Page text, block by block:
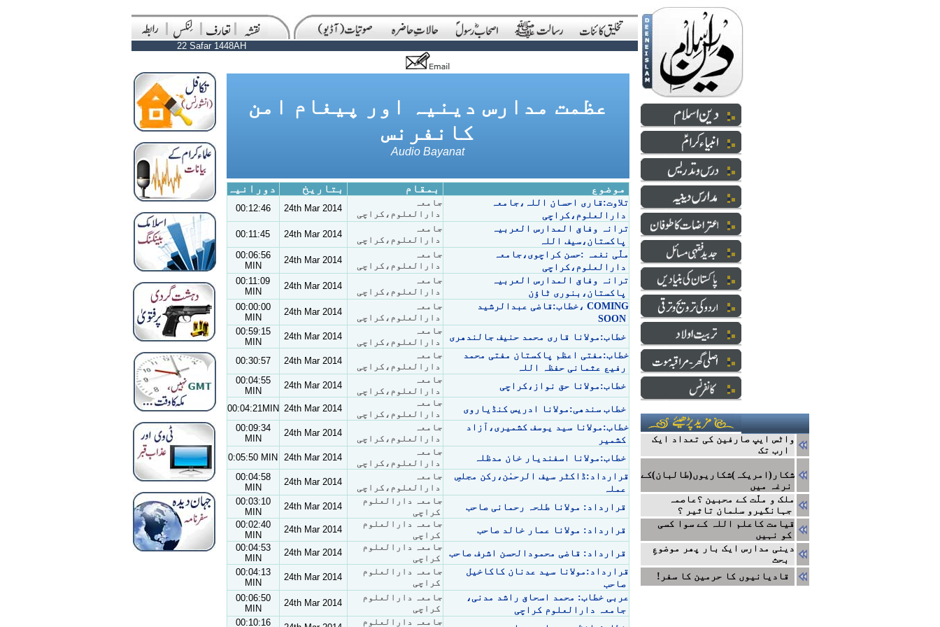
22 Safar 1448AH
عظمت مدارس دینیہ اور پیغام امن
کانفرنس
Audio Bayanat
00:12:46 24th Mar 2014
جامعہ
دارالعلوم،کراچی
تلاوت:قاری احسان اللہ،جامعہ
دارالعلوم،کراچی
00:11:45
24th Mar 2014
جامعہ
دارالعلوم،کراچی
ترانہ وفاق المدارس العربیہ
پاکستان،سیف اللہ
00:06:56
MIN
24th Mar 2014
جامعہ
دارالعلوم،کراچی
ملّی نغمہ :حسن کراچوی،جامعہ
دارالعلوم،کراچی
00:11:09
MIN
24th Mar 2014
جامعہ
دارالعلوم،کراچی
ترانہ وفاق المدارس العربیہ
پاکستان،بنوری ٹاؤن
00:00:00
MIN
24th Mar 2014
جامعہ
دارالعلوم،کراچی
خطاب:قاضی عبدالرشید، COMING
SOON
00:59:15
MIN
24th Mar 2014
جامعہ
دارالعلوم،کراچی
خطاب:مولانا قاری محمد حنیف جالندھری
00:30:57 24th Mar 2014
جامعہ
دارالعلوم،کراچی
خطاب:مفتی اعظم پاکستان مفتی محمد
رفیع عثمانی حفظہ اللہ
00:04:55
MIN
24th Mar 2014
جامعہ
دارالعلوم،کراچی
خطاب:مولانا حق نواز،کراچی
00:04:21MIN 24th Mar 2014
جامعہ
دارالعلوم،کراچی
خطاب سندھی:مولانا ادریس کنڈیاروی
00:09:34
MIN
24th Mar 2014
جامعہ
دارالعلوم،کراچی
خطاب:مولانا سید یوسف کشمیری،آزاد
کشمیر
0:05:50 MIN
24th Mar 2014
جامعہ
دارالعلوم،کراچی
خطاب:مولانا اسفندیار خان مدظلہ
00:04:58
MIN
24th Mar 2014
جامعہ
دارالعلوم،کراچی
قرارداد:ڈاکٹر سیف الرحمٰن،رکن مجلسِ
عملہ
00:03:10
MIN
24th Mar 2014
جامعہ دارالعلوم
کراچی
قرارداد: مولانا طلحہ رحمانی صاحب
00:02:40
MIN
24th Mar 2014
جامعہ دارالعلوم
کراچی
قرارداد: مولانا عمار خالد صاحب
00:04:53
MIN
24th Mar 2014
جامعہ دارالعلوم
کراچی
قرارداد: قاضی محمودالحسن اشرف صاحب
00:04:13
MIN
24th Mar 2014
جامعہ دارالعلوم
کراچی
قرارداد:مولانا سید عدنان کاکاخیل
صاحب
00:06:50
MIN
24th Mar 2014
جامعہ دارالعلوم
کراچی
عربی خطاب: محمد اسحاق راشد مدنی،
جامعہ دارالعلوم کراچی
00:10:16
جامعہ دارالعلوم
واٹس ایپ صارفین کی تعداد ایک
شکار(امریکہ)شکاریوں(طالبان)کے
نرغہ میں
ملک و ملّت کے محبین ؟عاصمہ
جہانگیرو سلمان تاثیر ؟
قیامت کاعلم اللہ کے سوا کسی
کو نہیں
دینی مدارس ایک بار پھر موضوعِ